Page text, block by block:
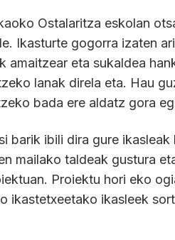
Ostalaritza eskolan
Ikasturte gogorra izaten
amaitzear eta sukaldea
lanak direla eta. Hau
bada ere aldatz gora
barik ibili dira gure
mailako taldeak gustura
Proiektu hori eko
ikastetxeetako ikasleek